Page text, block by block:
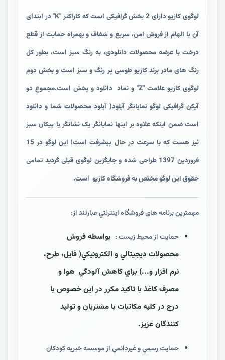
لوگوی کازیو دارای 2 بخش گرافیکی است که کاراکتر "K" در ابتدای
آن با الهام از فروش امن، سریع و شفاف و بهمراه حمایت از قطع
درخت با عرضه محصولات دانلودی، به رنگ سبز است، بطور کل
رنگ های مادر برند کازیو طوسی پر رنگ و سبز است و بخش دوم
لوگوی کازیو علامت "Z" و نماد دانلود و پخش است.مجموع دو
آیکن گرافیکی لوگو نمایانگر آپلود( آپلود محصولات شما و دانلود
است ضمن اینکه علاوه بر اینها نمایانگر یک نشانگر یا پیکان سبز
نیز هست که با سرعت در حال پیشرفت است! این لوگو در 15
فروردین 1397 طراحی شده و جایگزین لوگوی قبلی گردید
تمامی
حقوق این لوگو مختص به فروشگاه کازیو است.
مهمترين برنامه های فروشگاه اينترنتي عبارتند از:
حمايت از محيط زيست : بواسطه فروش
محصولات ديجيتالي و الکترونيکي( فايل، طرح،
نرم افزار و...) براي کاهش آلودگي هوا و
مصرف کاغذ با تاکيد مکرر در اين خصوص با
درج در کليه مکاتبات با مشتريان و توليد
کنندگان عزيز.
حمايت رسمي و غیردائمي از موسسه خيريه کودکان